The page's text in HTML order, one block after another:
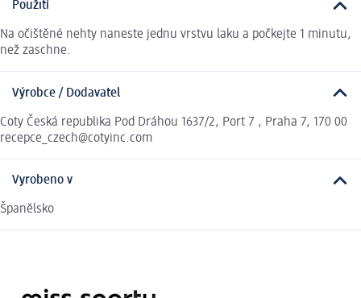
Použití
Na očištěné nehty naneste jednu vrstvu laku a počkejte 1 minutu,
než zaschne.
Výrobce / Dodavatel
Coty Česká republika Pod Dráhou 1637/2, Port 7 , Praha 7, 170 00
recepce_czech@cotyinc.com
Vyrobeno v
Španělsko